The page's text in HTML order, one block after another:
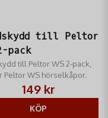
till Peltor
pack
till Peltor WS 2-pack,
Peltor WS hörselkåpor.
149 kr
KÖP